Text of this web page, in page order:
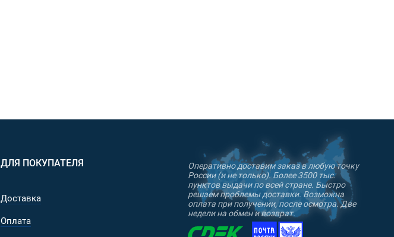
ДЛЯ ПОКУПАТЕЛЯ
Доставка
Оплата
Оперативно доставим заказ в любую точку
России (и не только). Более 3500 тыс.
пунктов выдачи по всей стране. Быстро
решаем проблемы доставки. Возможна
оплата при получении, после осмотра. Две
недели на обмен и возврат.